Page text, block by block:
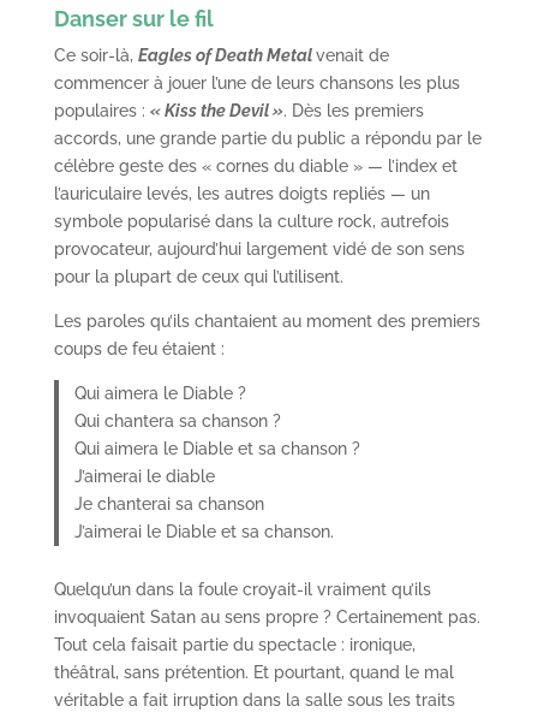
Danser sur le fil
Ce soir-là, Eagles of Death Metalvenait de
commencer à jouer l’une de leurs chansons les plus
populaires : « Kiss the Devil ». Dès les premiers
accords, une grande partie du public a répondu par le
célèbre geste des « cornes du diable » — l’index et
l’auriculaire levés, les autres doigts repliés — un
symbole popularisé dans la culture rock, autrefois
provocateur, aujourd’hui largement vidé de son sens
pour la plupart de ceux qui l’utilisent.
Les paroles qu’ils chantaient au moment des premiers
coups de feu étaient :
Qui aimera le Diable ?
Qui chantera sa chanson ?
Qui aimera le Diable et sa chanson ?
J’aimerai le diable
Je chanterai sa chanson
J’aimerai le Diable et sa chanson.
Quelqu’un dans la foule croyait-il vraiment qu’ils
invoquaient Satan au sens propre ? Certainement pas.
Tout cela faisait partie du spectacle : ironique,
théâtral, sans prétention. Et pourtant, quand le mal
véritable a fait irruption dans la salle sous les traits